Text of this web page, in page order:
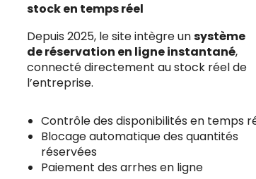
stock en temps réel
Depuis 2025, le site intègre unsystème
de réservation en ligne instantané,
connecté directement au stock réel de
l’entreprise.
Contrôle des disponibilités en temps
Blocage automatique des quantités
réservées
Paiement des arrhes en ligne